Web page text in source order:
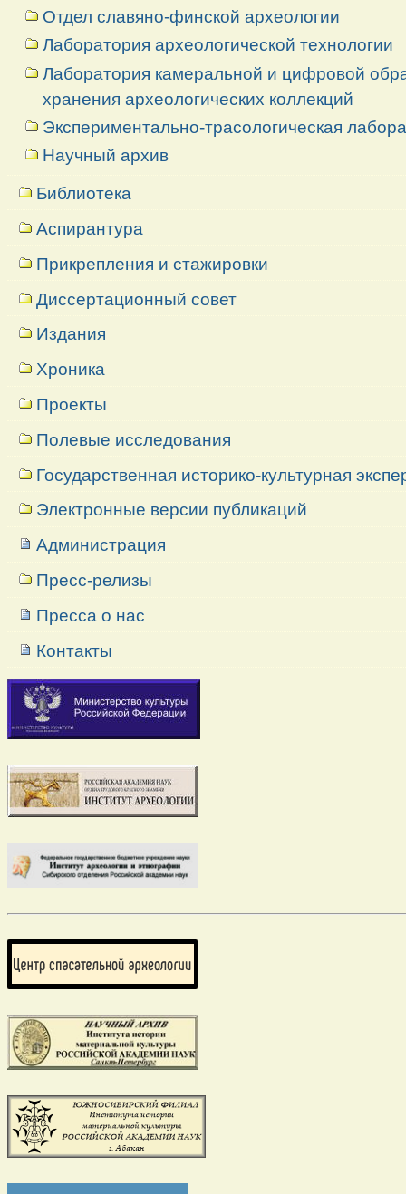
Отдел славяно-финской археологии
Лаборатория археологической технологии
Лаборатория камеральной и цифровой
хранения археологических коллекций
Экспериментально-трасологическая
Научный архив
Библиотека
Аспирантура
Прикрепления и стажировки
Диссертационный совет
Издания
Хроника
Проекты
Полевые исследования
Государственная историко-культурная
Электронные версии публикаций
Администрация
Пресс-релизы
Пресса о нас
Контакты